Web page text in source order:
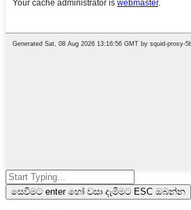
සෙවීමට enter හෝ වසා දැමීමට ESC ඔබන්න